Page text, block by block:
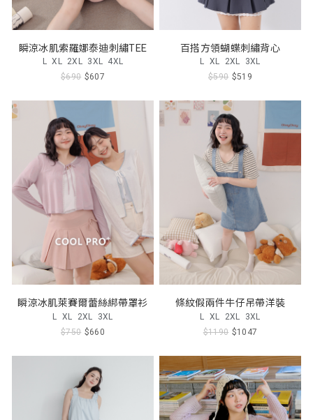
瞬涼冰肌索羅娜泰迪刺繡TEE
L XL 2XL 3XL 4XL
$690 $607
百搭方領蝴蝶刺繡背心
L XL 2XL 3XL
$590 $519
瞬涼冰肌萊賽爾蕾絲綁帶罩衫
L XL 2XL 3XL
$750 $660
條紋假兩件牛仔吊帶洋裝
L XL 2XL 3XL
$1190 $1047